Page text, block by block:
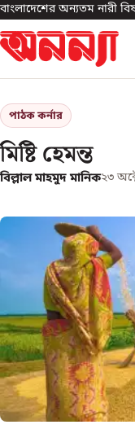
বাংলাদেশের অন্যতম নারী
পাঠক কর্নার
মিষ্টি হেমন্ত
বিল্লাল মাহমুদ মানিক২৩